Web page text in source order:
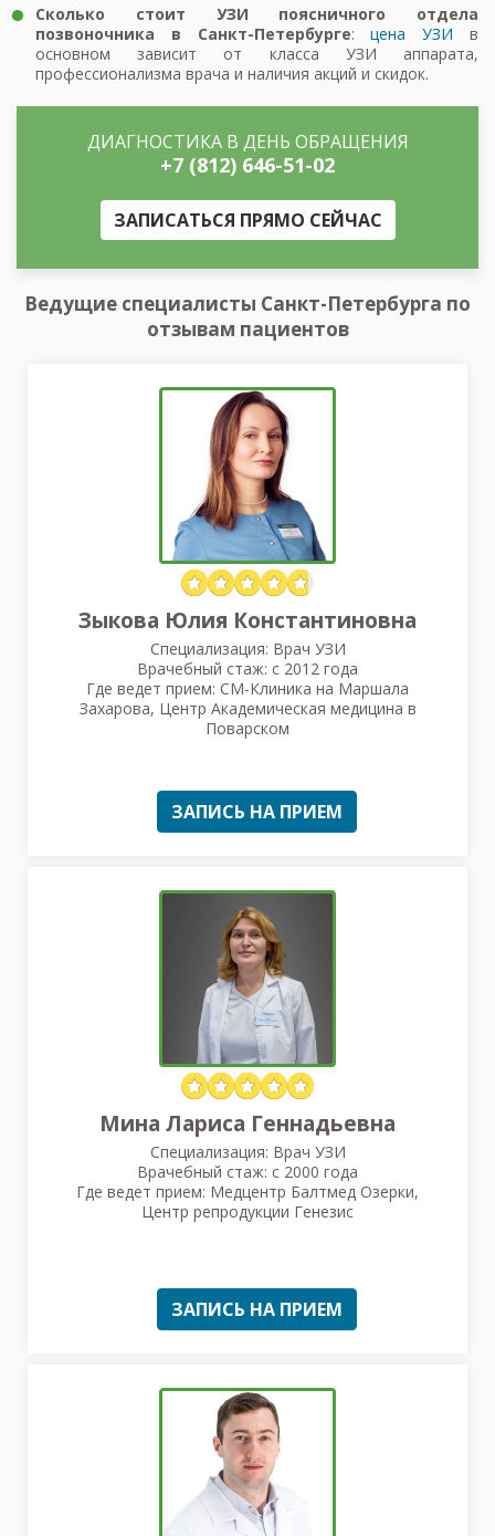
Сколько стоит УЗИ поясничного отдела
позвоночника в Санкт-Петербурге:цена УЗИ в
основном зависит от класса УЗИ аппарата,
профессионализма врача и наличия акций и скидок.
ДИАГНОСТИКА В ДЕНЬ ОБРАЩЕНИЯ
+7 (812) 646-51-02
ЗАПИСАТЬСЯ ПРЯМО СЕЙЧАС
Ведущие специалисты Санкт-Петербурга по
отзывам пациентов
Зыкова Юлия Константиновна
Специализация: Врач УЗИ
Врачебный стаж: с 2012 года
Где ведет прием: СМ-Клиника на Маршала
Захарова, Центр Академическая медицина в
Поварском
ЗАПИСЬ НА ПРИЕМ
Мина Лариса Геннадьевна
Специализация: Врач УЗИ
Врачебный стаж: с 2000 года
Где ведет прием: Медцентр Балтмед Озерки,
Центр репродукции Генезис
ЗАПИСЬ НА ПРИЕМ